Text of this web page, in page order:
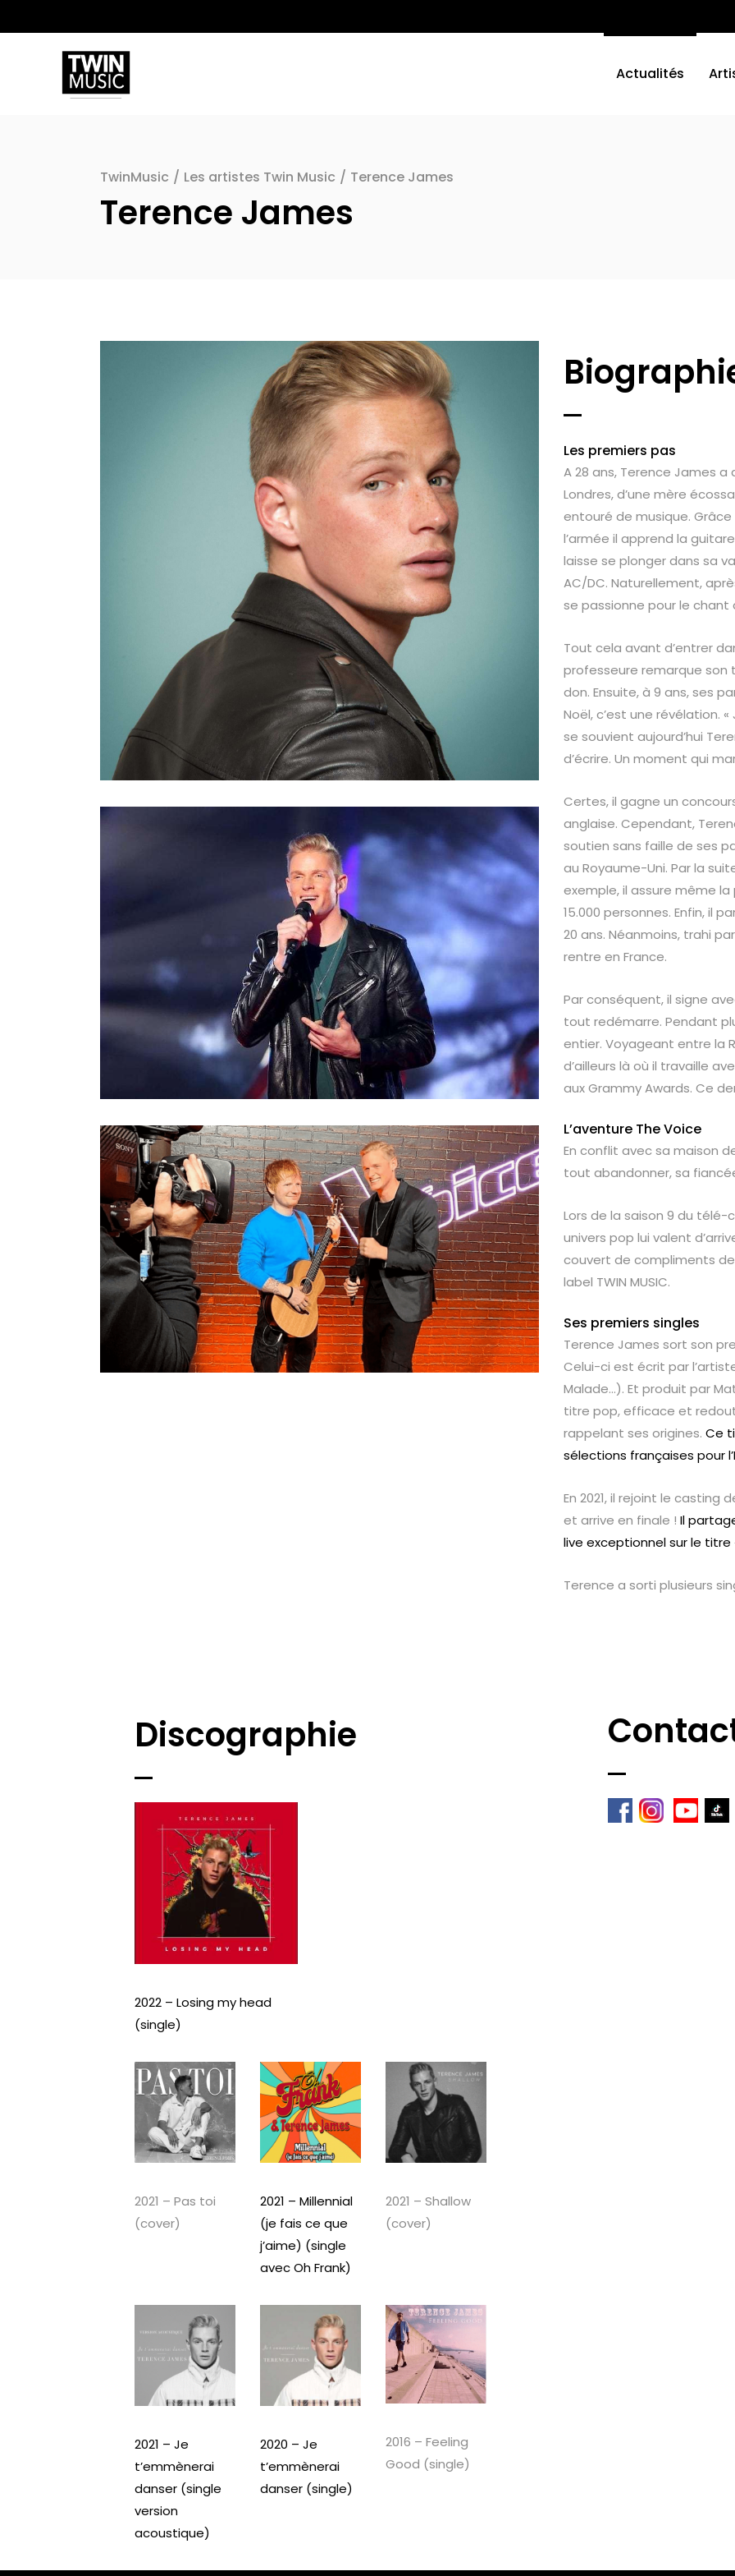
Actualités
TwinMusic / Les artistes Twin Music / Terence James
Terence James
Les premiers pas
A 28 ans, Terence James a
Londres, d’une mère
entouré de musique. Grâce
l’armée il apprend la
laisse se plonger dans sa
AC/DC. Naturellement,
se passionne pour le chant
Tout cela avant d’entrer
professeure remarque son
don. Ensuite, à 9 ans, ses
Noël, c’est une révélation.
se souvient aujourd’hui
d’écrire. Un moment qui
Certes, il gagne un
anglaise. Cependant,
soutien sans faille de ses
au Royaume-Uni. Par la
exemple, il assure même
15.000 personnes. Enfin, il
20 ans. Néanmoins, trahi
rentre en France.
Par conséquent, il signe
tout redémarre. Pendant
entier. Voyageant entre la
d’ailleurs là où il travaille
aux Grammy Awards. Ce
L’aventure The Voice
En conflit avec sa maison
tout abandonner, sa
Lors de la saison 9 du télé-
univers pop lui valent
couvert de compliments
label TWIN MUSIC.
Ses premiers singles
Terence James sort son
Celui-ci est écrit par
Malade…). Et produit par
titre pop, efficace et
rappelant ses origines. Ce
sélections françaises pour
En 2021, il rejoint le casting
et arrive en finale ! Il
live exceptionnel sur le titre
Terence a sorti plusieurs
Discographie
2022 – Losing my head
(single)
2021 – Pas toi
(cover)
2021 – Millennial
(je fais ce que
j’aime) (single
avec Oh Frank)
2021 – Shallow
(cover)
2021 – Je
t’emmènerai
danser (single
version
acoustique)
2020 – Je
t’emmènerai
danser (single)
2016 – Feeling
Good (single)